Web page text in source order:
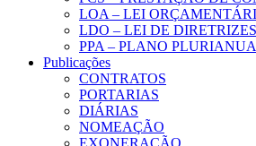
LOA – LEI
LDO – LEI DE
PPA – PLANO
Publicações
CONTRATOS
PORTARIAS
DIÁRIAS
NOMEAÇÃO
EXONERAÇÃO